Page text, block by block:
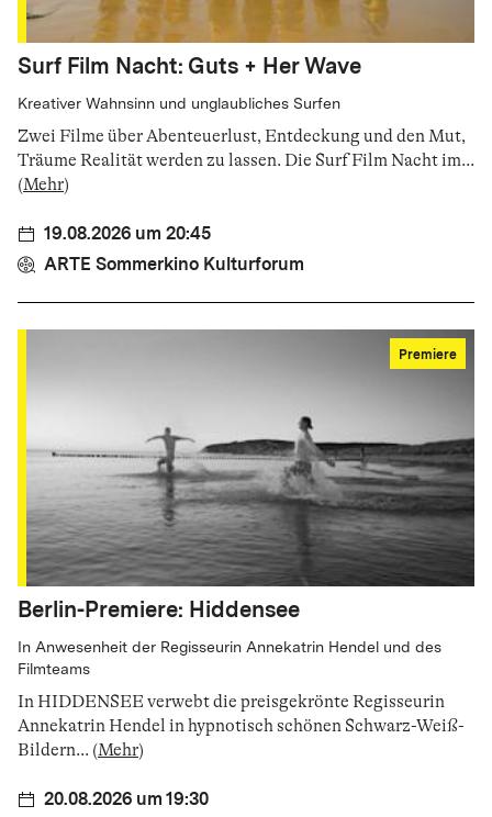
Surf Film Nacht: Guts + Her Wave
Kreativer Wahnsinn und unglaubliches Surfen
Zwei Filme über Abenteuerlust, Entdeckung und den Mut,
Träume Realität werden zu lassen. Die Surf Film Nacht im...
(Mehr)
19.08.2026 um 20:45
ARTE Sommerkino Kulturforum
Premiere
Berlin-Premiere: Hiddensee
In Anwesenheit der Regisseurin Annekatrin Hendel und des
Filmteams
In HIDDENSEE verwebt die preisgekrönte Regisseurin
Annekatrin Hendel in hypnotisch schönen Schwarz-Weiß-
Bildern... (Mehr)
20.08.2026 um 19:30